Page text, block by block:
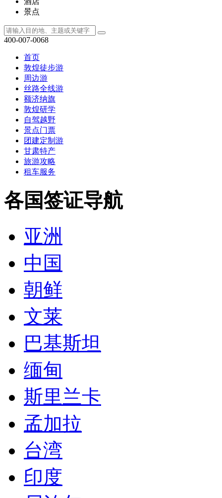
景点
400-007-0068
首页
敦煌徒步游
周边游
丝路全线游
额济纳旗
敦煌研学
自驾越野
景点门票
团建定制游
甘肃特产
旅游攻略
租车服务
各国签证导航
亚洲
中国
朝鲜
文莱
巴基斯坦
缅甸
斯里兰卡
孟加拉
台湾
印度